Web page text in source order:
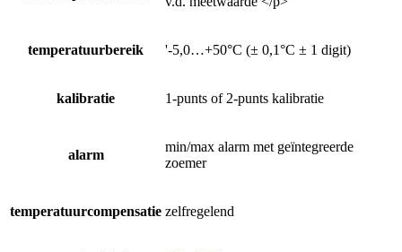
temperatuurbereik '-5,0…+50°C (± 0,1°C ± 1 digit)
kalibratie 1-punts of 2-punts kalibratie
alarm
min/max alarm met geïntegreerde
zoemer
temperatuurcompensatie zelfregelend